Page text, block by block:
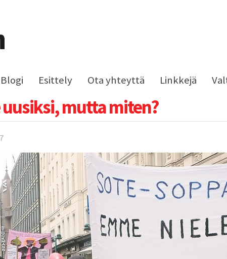
Blogi Esittely Ota yhteyttä Linkkejä
uusiksi, mutta miten?